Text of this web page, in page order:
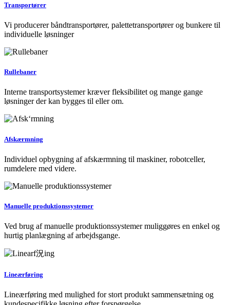
Transportører
Vi producerer båndtransportører, palettetransportører og bunkere til
individuelle løsninger
Rullebaner
Interne transportsystemer kræver fleksibilitet og mange gange
løsninger der kan bygges til eller om.
Afskærmning
Individuel opbygning af afskærmning til maskiner, robotceller,
rumdelere med videre.
Manuelle produktionssystemer
Ved brug af manuelle produktionssystemer muliggøres en enkel og
hurtig planlægning af arbejdsgange.
Lineærføring
Lineærføring med mulighed for stort produkt sammensætning og